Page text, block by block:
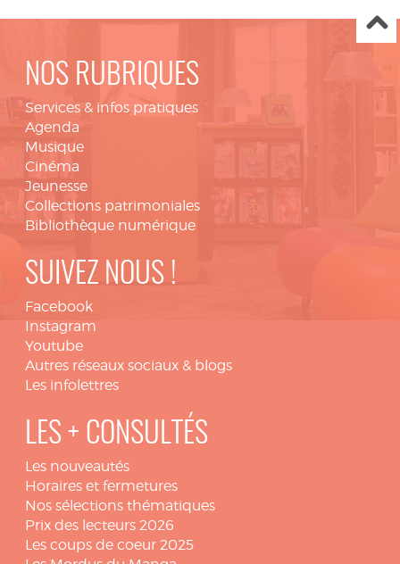
NOS RUBRIQUES
Services & infos pratiques
Agenda
Musique
Cinéma
Jeunesse
Collections patrimoniales
Bibliothèque numérique
SUIVEZ NOUS !
Facebook
Instagram
Youtube
Autres réseaux sociaux & blogs
Les infolettres
LES + CONSULTÉS
Les nouveautés
Horaires et fermetures
Nos sélections thématiques
Prix des lecteurs 2026
Les coups de coeur 2025